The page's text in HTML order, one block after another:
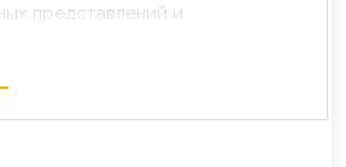
представлений и
ее профессиональная
деятельность во многом